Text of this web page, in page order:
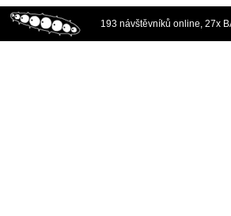
193 návštěvníků online, 27x